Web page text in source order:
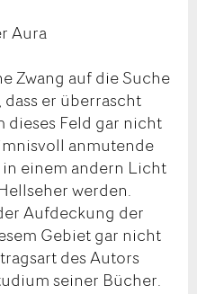
Aura
Zwang auf die Suche
er überrascht
dieses Feld gar nicht
anmutende
einem andern Licht
werden.
Aufdeckung der
Gebiet gar nicht
des Autors
seiner Bücher.